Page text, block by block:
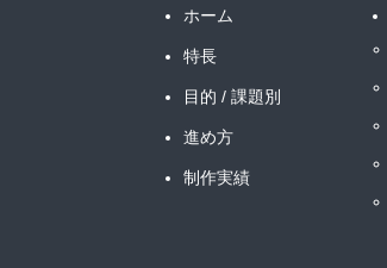
ホーム
特長
目的 / 課題別
進め方
制作実績